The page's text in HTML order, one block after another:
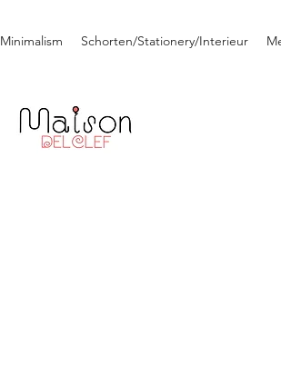
Minimalism Schorten/Stationery/Interieur